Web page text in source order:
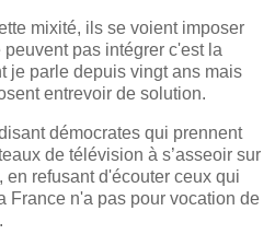
mixité, ils se voient imposer
pas intégrer c'est la
je parle depuis vingt ans mais
entrevoir de solution.
démocrates qui prennent
de télévision à s’asseoir sur
refusant d'écouter ceux qui
France n'a pas pour vocation de